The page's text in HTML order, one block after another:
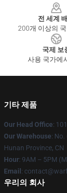
전 세계
200개 이상의
국제 보
사용 국가에
기타 제품
Our Head Office:
Our Warehouse:
Hunan Province, CN
Hour: 9AM – 5PM
Email :
우리의 회사